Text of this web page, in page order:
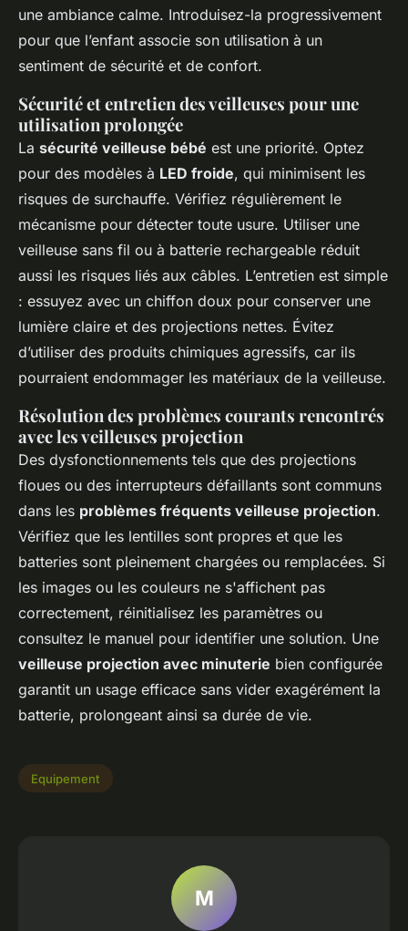
une ambiance calme. Introduisez-la progressivement
pour que l’enfant associe son utilisation à un
sentiment de sécurité et de confort.
Sécurité et entretien des veilleuses pour une
utilisation prolongée
La sécurité veilleuse bébé est une priorité. Optez
pour des modèles à LED froide, qui minimisent les
risques de surchauffe. Vérifiez régulièrement le
mécanisme pour détecter toute usure. Utiliser une
veilleuse sans fil ou à batterie rechargeable réduit
aussi les risques liés aux câbles. L’entretien est simple
: essuyez avec un chiffon doux pour conserver une
lumière claire et des projections nettes. Évitez
d’utiliser des produits chimiques agressifs, car ils
pourraient endommager les matériaux de la veilleuse.
Résolution des problèmes courants rencontrés
avec les veilleuses projection
Des dysfonctionnements tels que des projections
floues ou des interrupteurs défaillants sont communs
dans les problèmes fréquents veilleuse projection.
Vérifiez que les lentilles sont propres et que les
batteries sont pleinement chargées ou remplacées. Si
les images ou les couleurs ne s'affichent pas
correctement, réinitialisez les paramètres ou
consultez le manuel pour identifier une solution. Une
veilleuse projection avec minuterie bien configurée
garantit un usage efficace sans vider exagérément la
batterie, prolongeant ainsi sa durée de vie.
Equipement
M